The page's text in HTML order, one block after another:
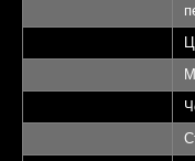
Площадь
Спален - 3
Санузлов